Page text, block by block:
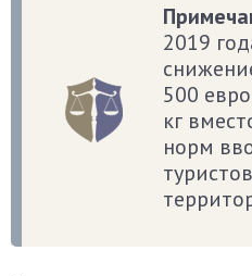
2019
500
кг
норм